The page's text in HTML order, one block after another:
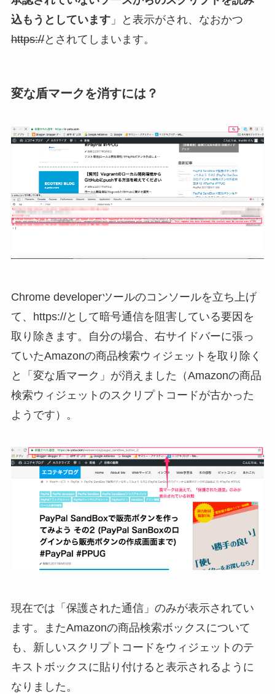
込もうとしています」と表示がされ、なおかつ
https://とされてしまいます。
変な盾マークを消すには？
Chrome developerツールのコンソールを立ち上げ
て、https://として暗号通信を阻害している要因を
取り除きます。自分の場合、右サイドバーに張っ
ていたAmazonの商品検索ウィジェットを取り除く
と「変な盾マーク」が消えました（Amazonの商品
検索ウィジェットのスクリプトコードが古かった
ようです）。
現在では「保護された通信」のみが表示されてい
ます。またAmazonの商品検索ボックスについて
も、新しいスクリプトコードをウィジェットのテ
キストボックスに貼り付けると表示されるように
なりました。